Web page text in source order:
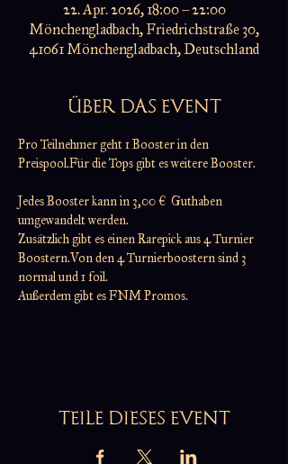
22. Apr. 2026, 18:00 – 22:00
Mönchengladbach, Friedrichstraße 30,
41061 Mönchengladbach, Deutschland
ÜBER DAS EVENT
Pro Teilnehmer geht 1 Booster in den
Preispool.Für die Tops gibt es weitere Booster.
Jedes Booster kann in 3,00 €  Guthaben
umgewandelt werden.
Zusätzlich gibt es einen Rarepick aus 4 Turnier
Boostern.Von den 4 Turnierboostern sind 3
normal und 1 foil.
Außerdem gibt es FNM Promos.
TEILE DIESES EVENT